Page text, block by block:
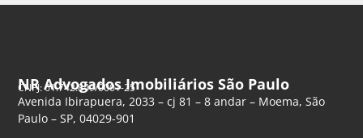
NR Advogados Imobiliários São Paulo
CNPJ: 61.742.849/0001-25
Avenida Ibirapuera, 2033 – cj 81 – 8 andar – Moema, São
Paulo – SP, 04029-901